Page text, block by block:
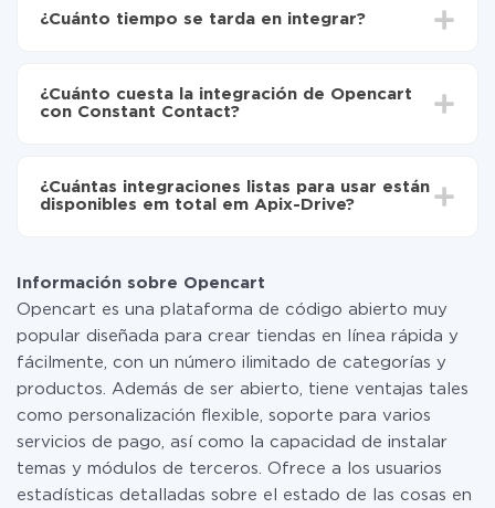
Elija qué datos transferir de Opencart a Constant
Ahora los datos se transferirán automáticamente
de Opencart a Constant Contact
¿Cuánto tiempo se tarda en integrar?
oscilar entre 5 y 30 minutos. En promedio, la
configuración tarda entre 10 y 15 minutos.
¿Cuánto cuesta la integración de Opencart
con Constant Contact?
tarifas. Usted solo paga por la cantidad de datos que
realmente se transfieren de uno de sus sistemas a otro
manera segura un plan de tarifa gratuita o cambiar a
uno de pago, si es necesario. Más detalles sobre
tarifas.
¿Cuántas integraciones listas para usar están
disponibles em total em Apix-Drive?
Contact
Información sobre Opencart
Opencart es una plataforma de código abierto muy
popular diseñada para crear tiendas en línea rápida y
fácilmente, con un número ilimitado de categorías y
productos. Además de ser abierto, tiene ventajas tales
como personalización flexible, soporte para varios
servicios de pago, así como la capacidad de instalar
temas y módulos de terceros. Ofrece a los usuarios
estadísticas detalladas sobre el estado de las cosas en